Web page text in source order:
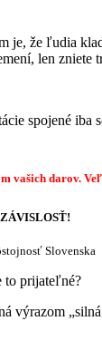
že ľudia
len zniete
spojené
vašich darov.
Slovenska
to prijateľné?